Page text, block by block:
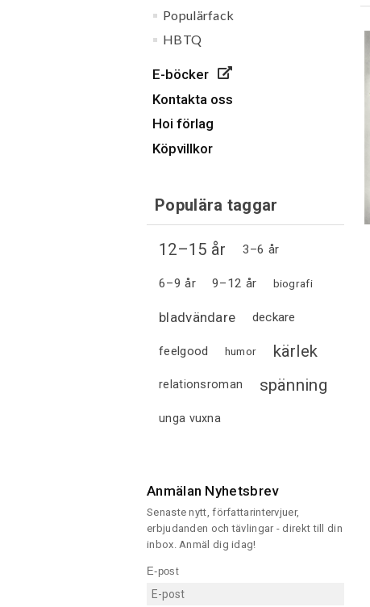
Populärfack
HBTQ
E-böcker
Kontakta oss
Hoi förlag
Köpvillkor
Populära taggar
12–15 år 3–6 år
6–9 år 9–12 år biografi
bladvändare deckare
feelgood humor kärlek
relationsroman spänning
unga vuxna
Anmälan Nyhetsbrev
Senaste nytt, författarintervjuer,
erbjudanden och tävlingar - direkt till din
inbox. Anmäl dig idag!
E-post